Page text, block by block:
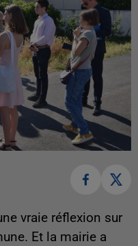
vraie réflexion sur
Et la mairie a